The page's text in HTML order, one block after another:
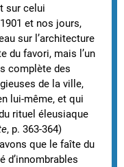
sur celui
et nos jours,
sur l’architecture
du favori, mais l’un
complète des
de la ville,
lui-même, et qui
rituel éleusiaque
, p. 363-364)
que le faîte du
d’innombrables